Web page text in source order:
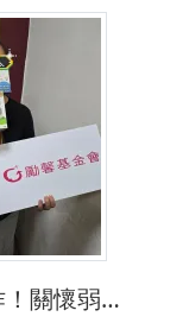
大研生醫與勵馨基金會合作！關懷弱勢婦幼健康